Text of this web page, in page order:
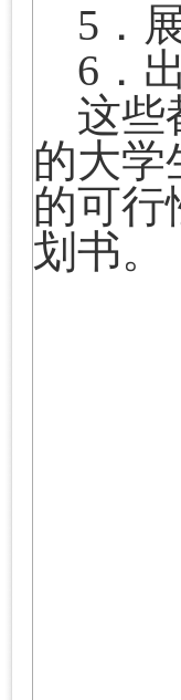
5 ．
6 ．
这些
的大学
的可行
划书。